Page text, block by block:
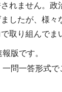
れません。政
したが、様
取り組んでま
版です。
一問一答形式